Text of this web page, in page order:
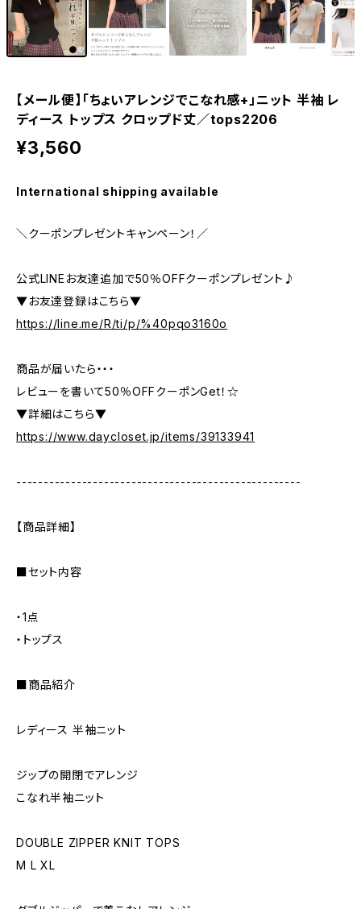
【メール便】「ちょいアレンジでこなれ感+」ニット 半袖 レ
ディース トップス クロップド丈／tops2206
¥3,560
International shipping available
＼クーポンプレゼントキャンペーン！／
公式LINEお友達追加で50％OFFクーポンプレゼント♪
▼お友達登録はこちら▼
https://line.me/R/ti/p/%40pqo3160o
商品が届いたら・・・
レビューを書いて50％OFFクーポンGet！☆
▼詳細はこちら▼
https://www.daycloset.jp/items/39133941
----------------------------------------------------
【商品詳細】
■セット内容
・1点
・トップス
■商品紹介
レディース 半袖ニット
ジップの開閉でアレンジ
こなれ半袖ニット
DOUBLE ZIPPER KNIT TOPS
M L XL